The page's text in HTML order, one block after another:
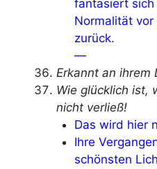
fantasiert sich
Normalität
zurück.
—
Erkannt an ihrem
Wie glücklich ist,
nicht verließ!
Das wird hier
Ihre
schönsten